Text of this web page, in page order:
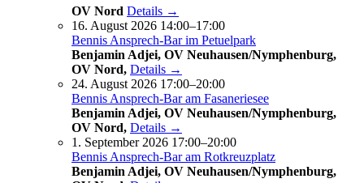
OV Nord Details →
16. August 2026 14:00–17:00
Bennis Ansprech-Bar im Petuelpark
Benjamin Adjei, OV Neuhausen/Nymphenburg,
OV Nord, Details →
24. August 2026 17:00–20:00
Bennis Ansprech-Bar am Fasaneriesee
Benjamin Adjei, OV Neuhausen/Nymphenburg,
OV Nord, Details →
1. September 2026 17:00–20:00
Bennis Ansprech-Bar am Rotkreuzplatz
Benjamin Adjei, OV Neuhausen/Nymphenburg,